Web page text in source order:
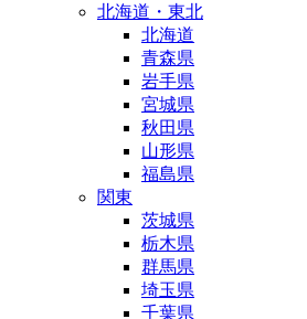
北海道・東北
北海道
青森県
岩手県
宮城県
秋田県
山形県
福島県
関東
茨城県
栃木県
群馬県
埼玉県
千葉県